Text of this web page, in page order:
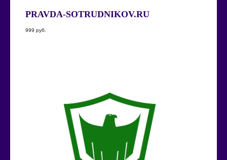
PRAVDA-SOTRUDNIKOV.RU
999 руб.